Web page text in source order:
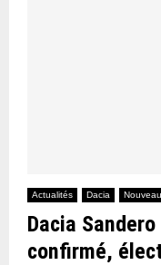
Actualités Dacia
Dacia
confirmé,